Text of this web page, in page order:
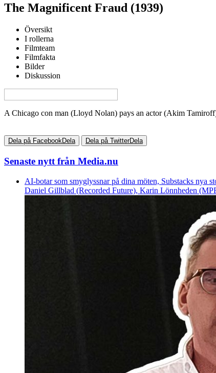
The Magnificent Fraud (1939)
Översikt
I rollerna
Filmteam
Filmfakta
Bilder
Diskussion
A Chicago con man (Lloyd Nolan) pays an actor (Akim
Dela på FacebookDela Dela på TwitterDela
Senaste nytt från Media.nu
AI-botar som smyglyssnar på dina möten, Substacks nya
Daniel Gillblad (Recorded Future), Karin Lönnheden